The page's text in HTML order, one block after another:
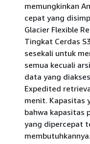
memungkinkan
cepat yang
Glacier Flexible
Tingkat Cerdas
sesekali untuk
semua kecuali
data yang
Expedited
menit. Kapasitas
bahwa kapasitas
yang dipercepat